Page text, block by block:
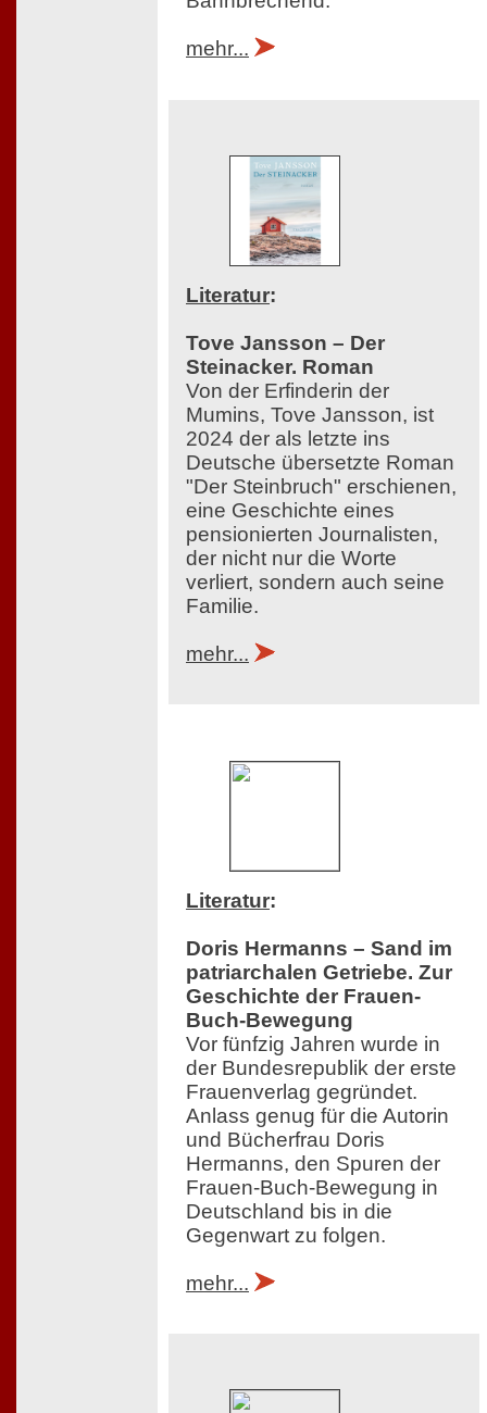
mehr...
Literatur:
Tove Jansson – Der
Steinacker. Roman
Von der Erfinderin der
Mumins, Tove Jansson, ist
2024 der als letzte ins
Deutsche übersetzte Roman
"Der Steinbruch" erschienen,
eine Geschichte eines
pensionierten Journalisten,
der nicht nur die Worte
verliert, sondern auch seine
Familie.
mehr...
Literatur:
Doris Hermanns – Sand im
patriarchalen Getriebe. Zur
Geschichte der Frauen-
Buch-Bewegung
Vor fünfzig Jahren wurde in
der Bundesrepublik der erste
Frauenverlag gegründet.
Anlass genug für die Autorin
und Bücherfrau Doris
Hermanns, den Spuren der
Frauen-Buch-Bewegung in
Deutschland bis in die
Gegenwart zu folgen.
mehr...